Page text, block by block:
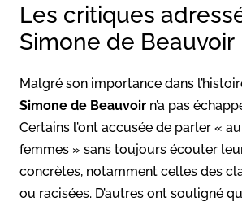
Les critiques
Simone de Beauvoir
Malgré son importance dans
Simone de Beauvoir n’a pas
Certains l’ont accusée de parler «
femmes » sans toujours écouter
concrètes, notamment celles des
ou racisées. D’autres ont souligné